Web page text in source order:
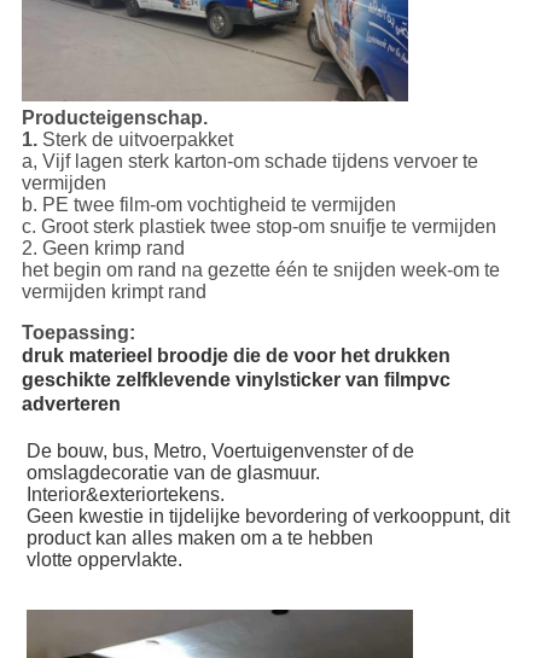
Producteigenschap.
1. Sterk de uitvoerpakket
a, Vijf lagen sterk karton-om schade tijdens vervoer te
vermijden
b. PE twee film-om vochtigheid te vermijden
c. Groot sterk plastiek twee stop-om snuifje te vermijden
2. Geen krimp rand
het begin om rand na gezette één te snijden week-om te
vermijden krimpt rand
Toepassing:
druk materieel broodje die de voor het drukken
geschikte zelfklevende vinylsticker van filmpvc
adverteren
De bouw, bus, Metro, Voertuigenvenster of de
omslagdecoratie van de glasmuur.
Interior&exteriortekens.
Geen kwestie in tijdelijke bevordering of verkooppunt, dit
product kan alles maken om a te hebben
vlotte oppervlakte.